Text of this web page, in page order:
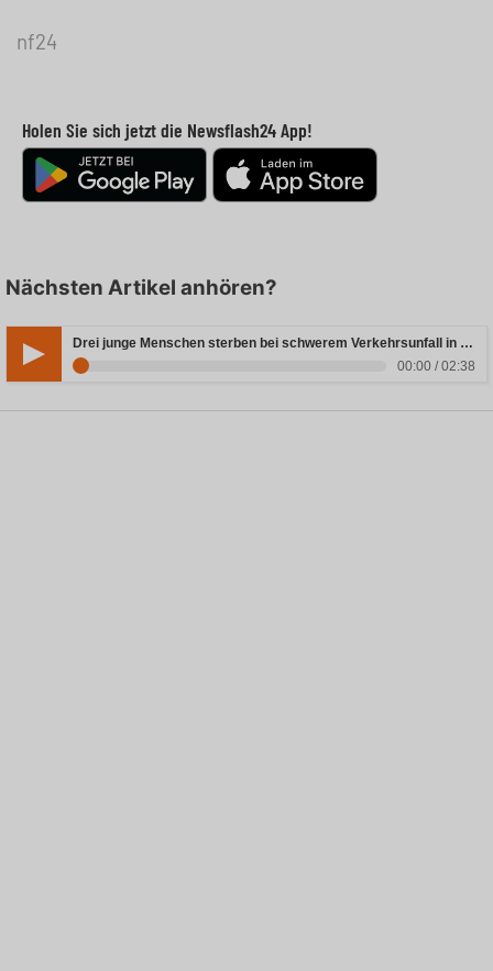
nf24
Holen Sie sich jetzt die Newsflash24 App!
Nächsten Artikel anhören?
Drei junge Menschen sterben bei schwerem Verkehrsunfall in Rheinland-Pfalz
00:00 / 02:38